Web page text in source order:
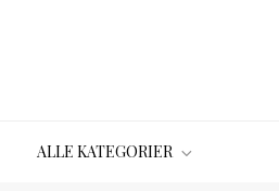
ALLE KATEGORIER